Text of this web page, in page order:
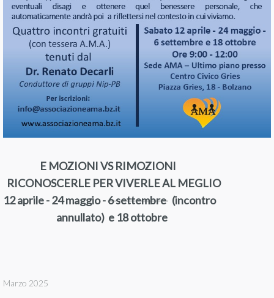
E MOZIONI VS RIMOZIONI
RICONOSCERLE PER VIVERLE AL MEGLIO
12 aprile - 24 maggio -6 settembre (incontro
annullato) e 18 ottobre
Marzo 2025